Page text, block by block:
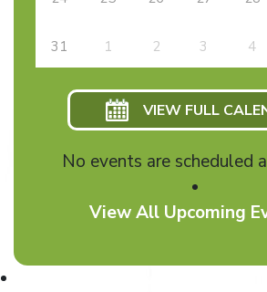
31 1 2 3 4
VIEW FULL
No events are scheduled
View All Upcoming